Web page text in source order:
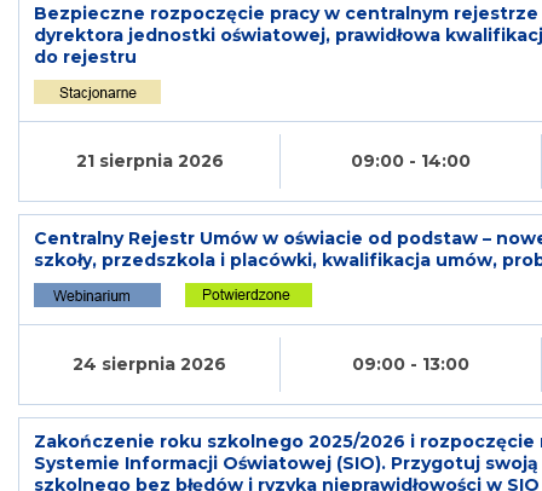
Bezpieczne rozpoczęcie pracy w centralnym
dyrektora jednostki oświatowej, prawidłowa
do rejestru
21 sierpnia 2026 09:00 - 14:00
Centralny Rejestr Umów w oświacie od podstaw –
szkoły, przedszkola i placówki, kwalifikacja umów,
24 sierpnia 2026 09:00 - 13:00
Zakończenie roku szkolnego 2025/2026 i rozpoczęcie
Systemie Informacji Oświatowej (SIO). Przygotuj
szkolnego bez błędów i ryzyka nieprawidłowości w SIO